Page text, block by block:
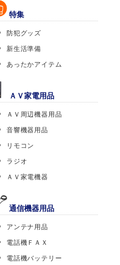
特集
防犯グッズ
新生活準備
あったかアイテム
ＡＶ家電用品
ＡＶ周辺機器用品
音響機器用品
リモコン
ラジオ
ＡＶ家電機器
通信機器用品
アンテナ用品
電話機ＦＡＸ
電話機バッテリー